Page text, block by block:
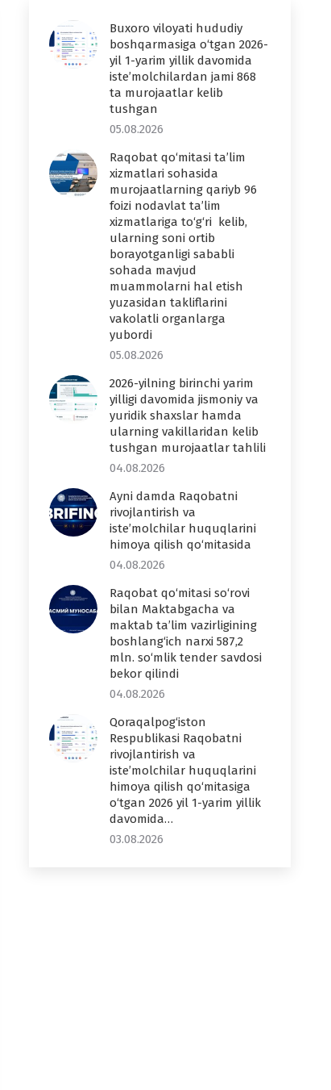
Buxoro viloyati hududiy
boshqarmasiga o‘tgan 2026-
yil 1-yarim yillik davomida
iste’molchilardan jami 868
ta murojaatlar kelib
tushgan
05.08.2026
Raqobat qo‘mitasi ta’lim
xizmatlari sohasida
murojaatlarning qariyb 96
foizi nodavlat ta’lim
xizmatlariga to‘g‘ri kelib,
ularning soni ortib
borayotganligi sababli
sohada mavjud
muammolarni hal etish
yuzasidan takliflarini
vakolatli organlarga
yubordi
05.08.2026
2026-yilning birinchi yarim
yilligi davomida jismoniy va
yuridik shaxslar hamda
ularning vakillaridan kelib
tushgan murojaatlar tahlili
04.08.2026
Ayni damda Raqobatni
rivojlantirish va
iste’molchilar huquqlarini
himoya qilish qo‘mitasida
04.08.2026
Raqobat qo‘mitasi so‘rovi
bilan Maktabgacha va
maktab ta’lim vazirligining
boshlang‘ich narxi 587,2
mln. so‘mlik tender savdosi
bekor qilindi
04.08.2026
Qoraqalpog‘iston
Respublikasi Raqobatni
rivojlantirish va
iste’molchilar huquqlarini
himoya qilish qo‘mitasiga
o‘tgan 2026 yil 1-yarim yillik
davomida…
03.08.2026